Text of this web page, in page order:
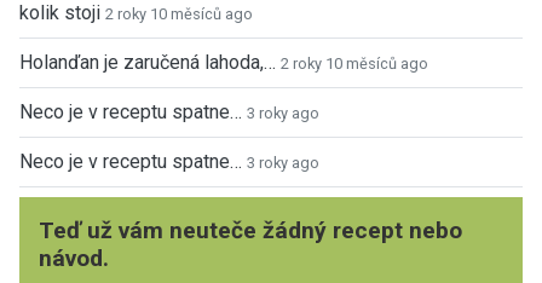
kolik stoji 2 roky 10 měsíců ago
Holanďan je zaručená lahoda,… 2 roky 10 měsíců ago
Neco je v receptu spatne… 3 roky ago
Neco je v receptu spatne… 3 roky ago
Teď už vám neuteče žádný recept nebo
návod.